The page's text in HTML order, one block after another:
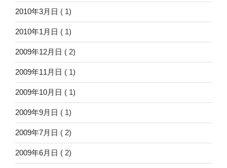
2010年3月日 ( 1)
2010年1月日 ( 1)
2009年12月日 ( 2)
2009年11月日 ( 1)
2009年10月日 ( 1)
2009年9月日 ( 1)
2009年7月日 ( 2)
2009年6月日 ( 2)